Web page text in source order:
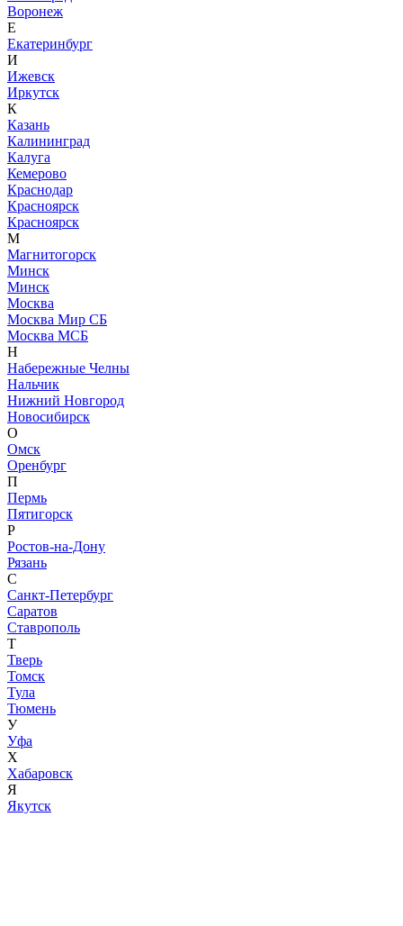
Воронеж
Е
Екатеринбург
И
Ижевск
Иркутск
К
Казань
Калининград
Калуга
Кемерово
Краснодар
Красноярск
Красноярск
М
Магнитогорск
Минск
Минск
Москва
Москва Мир СБ
Москва МСБ
Н
Набережные Челны
Нальчик
Нижний Новгород
Новосибирск
О
Омск
Оренбург
П
Пермь
Пятигорск
Р
Ростов-на-Дону
Рязань
С
Санкт-Петербург
Саратов
Ставрополь
Т
Тверь
Томск
Тула
Тюмень
У
Уфа
Х
Хабаровск
Я
Якутск